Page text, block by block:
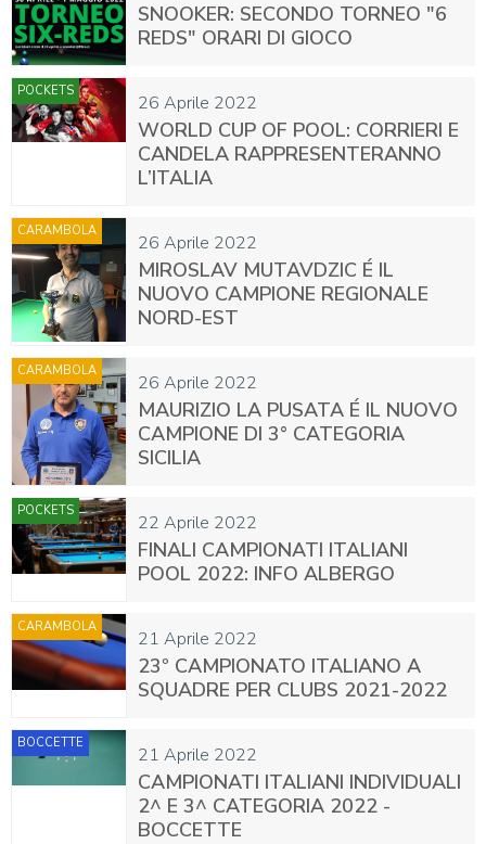
SNOOKER: SECONDO TORNEO "6
REDS" ORARI DI GIOCO
26 Aprile 2022
POCKETS
WORLD CUP OF POOL: CORRIERI E
CANDELA RAPPRESENTERANNO
L’ITALIA
26 Aprile 2022
CARAMBOLA
MIROSLAV MUTAVDZIC É IL
NUOVO CAMPIONE REGIONALE
NORD-EST
26 Aprile 2022
CARAMBOLA
MAURIZIO LA PUSATA É IL NUOVO
CAMPIONE DI 3° CATEGORIA
SICILIA
22 Aprile 2022
POCKETS
FINALI CAMPIONATI ITALIANI
POOL 2022: INFO ALBERGO
21 Aprile 2022
CARAMBOLA
23º CAMPIONATO ITALIANO A
SQUADRE PER CLUBS 2021-2022
21 Aprile 2022
BOCCETTE
CAMPIONATI ITALIANI INDIVIDUALI
2^ E 3^ CATEGORIA 2022 -
BOCCETTE